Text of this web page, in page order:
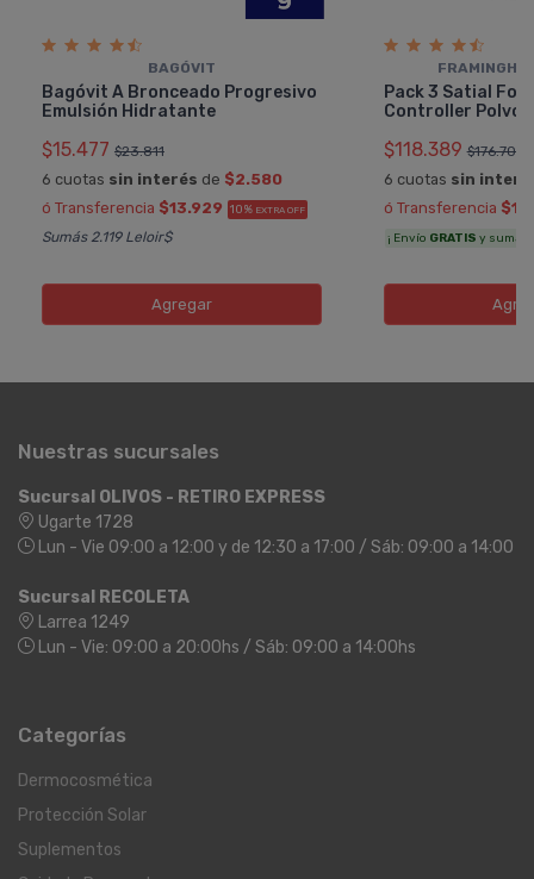
BAGÓVIT
Bagóvit A Bronceado Progresivo
Emulsión Hidratante
$15.477 $23.811
6 cuotas sin interés de $2.580
ó Transferencia $13.929 10% EXTRA OFF
Sumás 2.119 Leloir$
Agregar
Pack 3 Satial
Controller Polvo
$118.389 $176.700
6 cuotas sin
ó Transferencia
¡ Envío GRATIS y sumás
Nuestras sucursales
Sucursal OLIVOS - RETIRO EXPRESS
Ugarte 1728
Lun - Vie 09:00 a 12:00 y de 12:30 a 17:00 / Sáb: 09:00 a 14:00
Sucursal RECOLETA
Larrea 1249
Lun - Vie: 09:00 a 20:00hs / Sáb: 09:00 a 14:00hs
Categorías
Dermocosmética
Protección Solar
Suplementos